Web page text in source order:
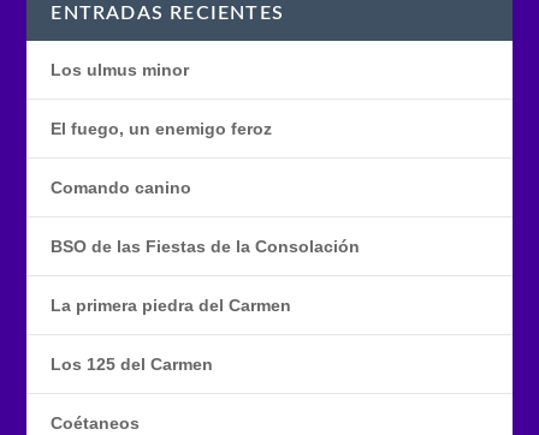
ENTRADAS RECIENTES
Los ulmus minor
El fuego, un enemigo feroz
Comando canino
BSO de las Fiestas de la Consolación
La primera piedra del Carmen
Los 125 del Carmen
Coétaneos